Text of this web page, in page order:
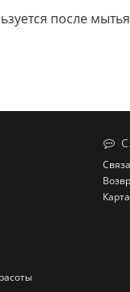
после